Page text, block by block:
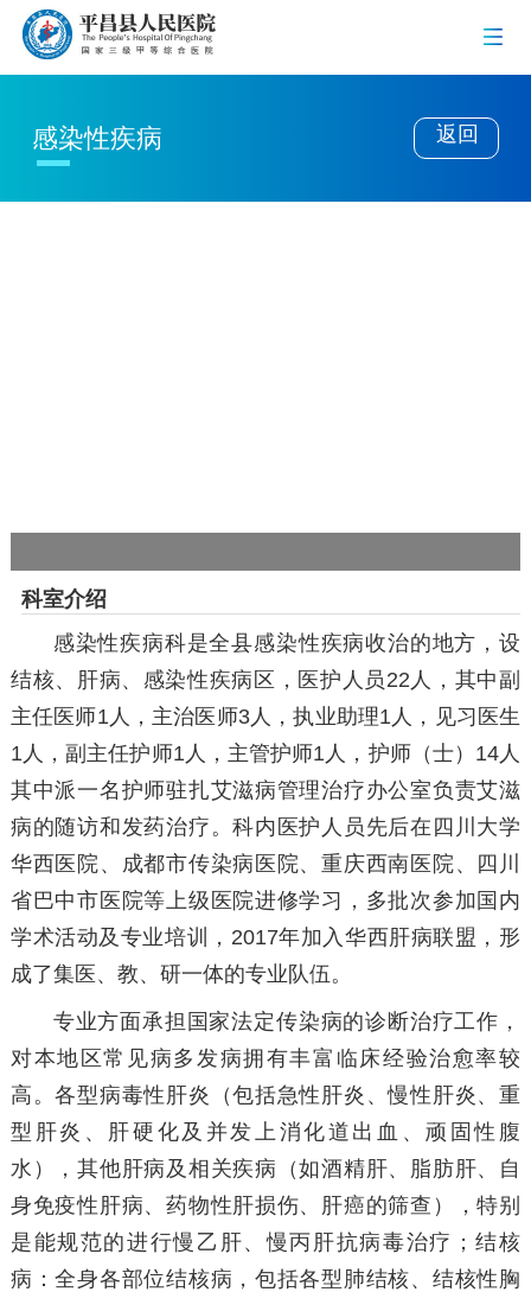
感染性疾病 返回
科室介绍
感染性疾病科是全县感染性疾病收治的地方，设
结核、肝病、感染性疾病区，医护人员22人，其中副
主任医师1人，主治医师3人，执业助理1人，见习医生
1人，副主任护师1人，主管护师1人，护师（士）14人
其中派一名护师驻扎艾滋病管理治疗办公室负责艾滋
病的随访和发药治疗。科内医护人员先后在四川大学
华西医院、成都市传染病医院、重庆西南医院、四川
省巴中市医院等上级医院进修学习，多批次参加国内
学术活动及专业培训，2017年加入华西肝病联盟，形
成了集医、教、研一体的专业队伍。
专业方面承担国家法定传染病的诊断治疗工作，
对本地区常见病多发病拥有丰富临床经验治愈率较
高。各型病毒性肝炎（包括急性肝炎、慢性肝炎、重
型肝炎、肝硬化及并发上消化道出血、顽固性腹
水），其他肝病及相关疾病（如酒精肝、脂肪肝、自
身免疫性肝病、药物性肝损伤、肝癌的筛查），特别
是能规范的进行慢乙肝、慢丙肝抗病毒治疗；结核
病：全身各部位结核病，包括各型肺结核、结核性胸